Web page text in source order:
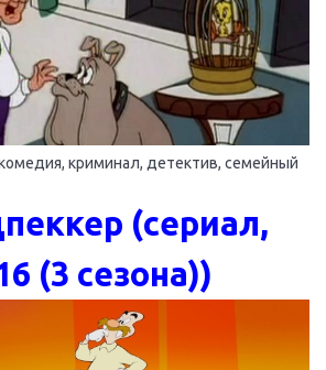
криминал, детектив, семейный
(сериал,
(3 сезона))